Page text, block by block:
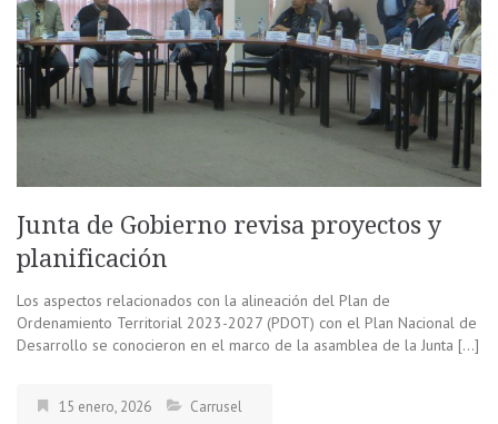
Junta de Gobierno revisa proyectos y
planificación
Los aspectos relacionados con la alineación del Plan de
Ordenamiento Territorial 2023-2027 (PDOT) con el Plan Nacional de
Desarrollo se conocieron en el marco de la asamblea de la Junta […]
15 enero, 2026 Carrusel